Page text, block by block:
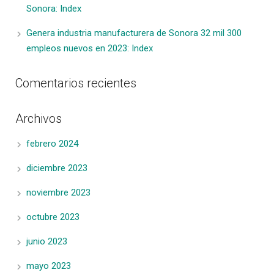
Sonora: Index
Genera industria manufacturera de Sonora 32 mil 300
empleos nuevos en 2023: Index
Comentarios recientes
Archivos
febrero 2024
diciembre 2023
noviembre 2023
octubre 2023
junio 2023
mayo 2023